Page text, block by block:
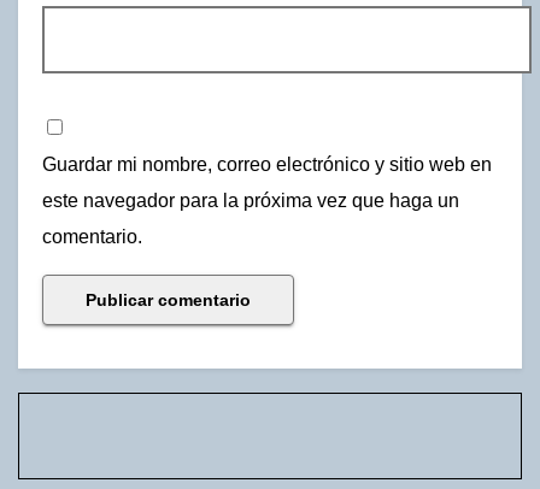
Guardar mi nombre, correo electrónico y sitio web en
este navegador para la próxima vez que haga un
comentario.